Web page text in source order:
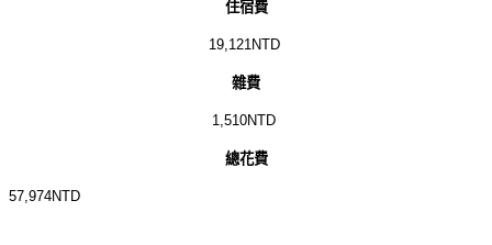
住宿費
19, 121 NTD
雜費
1 510NTD
總花費
57,974NTD